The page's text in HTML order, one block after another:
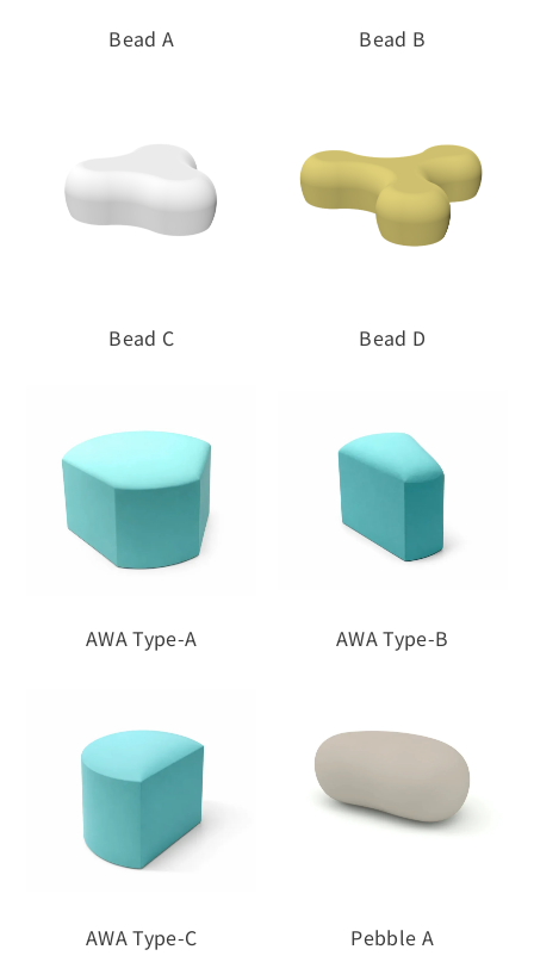
Bead A Bead B
Bead C Bead D
AWA Type-A AWA Type-B
AWA Type-C Pebble A
River Must Flow
Mother Architecture
Other
Fun & Play
Soft wall